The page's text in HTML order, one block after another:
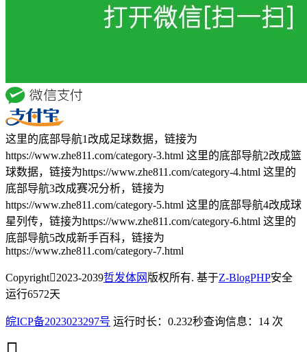
这里的底部导航1改成足球数据，链接为
https://www.zhe811.com/category-3.html 这里的底部导航2改成篮
球数据，链接为https://www.zhe811.com/category-4.html 这里的
底部导航3改成赛况分析，链接为
https://www.zhe811.com/category-5.html 这里的底部导航4改成球
星列传，链接为https://www.zhe811.com/category-6.html 这里的
底部导航5改成新手百科，链接为
https://www.zhe811.com/category-7.html
Copyright 2023-2039哲发体网 版权所有. 基于Z-BlogPHP安全
运行6572天
皖ICP备2023023297号 运行时长：0.232秒查询信息：14 次